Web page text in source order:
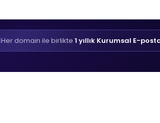
Her domain ile birlikte 1 yıllık Kurumsal E-